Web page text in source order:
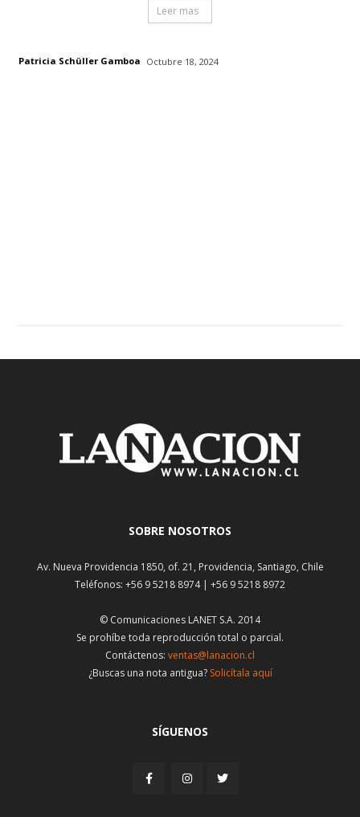
Leer mas
Patricia Schüller Gamboa Octubre 18, 2024
SOBRE NOSOTROS
Av. Nueva Providencia 1850, of. 21, Providencia, Santiago, Chile
Teléfonos: +56 9 5218 8974 | +56 9 5218 8972
© Comunicaciones LANET S.A. 2014
Se prohíbe toda reproducción total o parcial.
Contáctenos: ventas@lanacion.cl
¿Buscas una nota antigua? Solicítala aquí
SÍGUENOS